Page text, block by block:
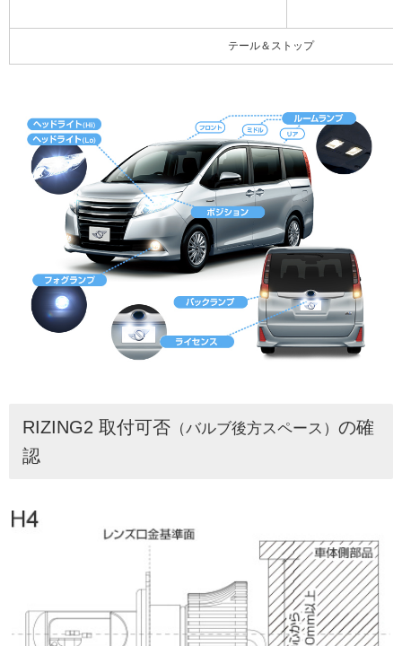
テール＆ストップ
RIZING2 取付可否 （バルブ後方スペース） の確
認